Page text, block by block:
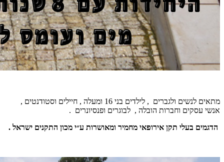
מתאים לנשים ולגברים , לילדים בני 16 ומעלה , חיילים וסטודנטים ,
אנשי עסקים וחברות הובלה , לבוגרים ופנסיונרים .
הדגמים בעלי תקן אירופאי מחמיר ומאושרות ע״י מכון התקנים ישראל .